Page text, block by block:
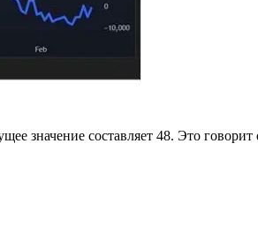
значение составляет 48. Это